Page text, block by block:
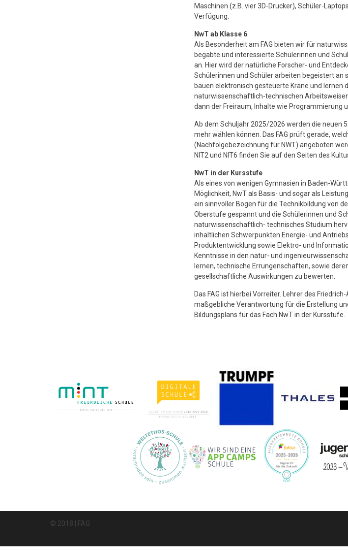
Maschinen (z.B. vier 3D-Drucker), Schüler-
Verfügung.
NwT ab Klasse 6
Als Besonderheit am FAG bieten wir für
begabte und interessierte Schülerinnen und
an. Hier wird der natürliche Forscher- und
Schülerinnen und Schüler arbeiten begeistert an
bauen elektronisch gesteuerte Kräne und lernen
naturwissenschaftlich-technischen
dann der Freiraum, Inhalte wie Programmierung
Ab dem Schuljahr 2025/2026 werden die neuen
mehr wählen können. Das FAG prüft gerade,
(Nachfolgebezeichnung für NWT) angeboten
NIT2 und NIT6 finden Sie auf den Seiten des
NwT in der Kursstufe
Als eines von wenigen Gymnasien in Baden-
Möglichkeit, NwT als Basis- und sogar als
ein sinnvoller Bogen für die Technikbildung von
Oberstufe gespannt und die Schülerinnen und
naturwissenschaftlich- technisches Studium
inhaltlichen Schwerpunkten Energie- und
Produktentwicklung sowie Elektro- und
Kenntnisse in den natur- und
lernen, technische Errungenschaften, sowie
gesellschaftliche Auswirkungen zu bewerten.
Das FAG ist hierbei Vorreiter. Lehrer des
maßgebliche Verantwortung für die Erstellung
Bildungsplans für das Fach NwT in der Kursstufe.
© 2018 | FAG